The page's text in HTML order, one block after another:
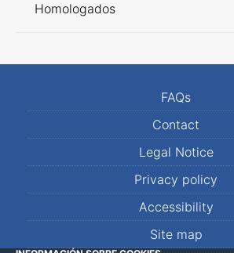
Homologados
FAQs
Contact
Legal Notice
Privacy policy
Accessibility
Site map